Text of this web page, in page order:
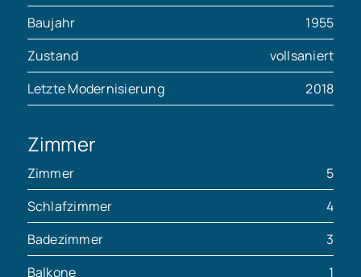
Baujahr
1955
Zustand
vollsaniert
Letzte Modernisierung
2018
Zimmer
Zimmer
5
Schlafzimmer
4
Badezimmer
3
Balkone
1